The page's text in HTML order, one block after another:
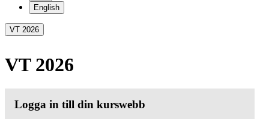
English
VT 2026
VT 2026
Logga in till din kurswebb